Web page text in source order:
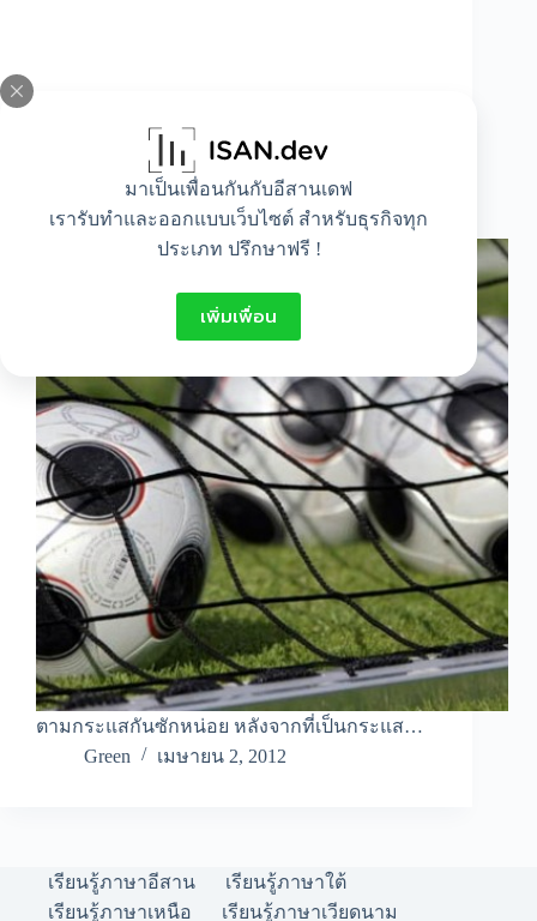
มาเป็นเพื่อนกันกับอีสานเดฟ
เรารับทำและออกแบบเว็บไซต์ สำหรับธุรกิจทุก
ประเภท ปรึกษาฟรี !
เพิ่มเพื่อน
การเล่นฟุตบอลทำให้มีอารมณ์ทางเพศจริงหรือ?
ตามกระแสกันซักหน่อย หลังจากที่เป็นกระแส…
Green
เมษายน 2, 2012
เรียนรู้ภาษาอีสาน
เรียนรู้ภาษาใต้
เรียนรู้ภาษาเหนือ
เรียนรู้ภาษาเวียดนาม